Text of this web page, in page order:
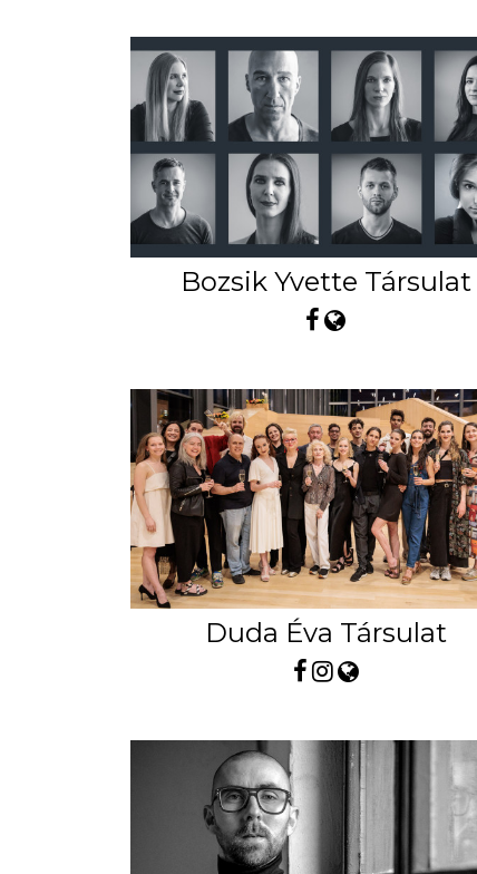
Bozsik Yvette Társulat
Duda Éva Társulat